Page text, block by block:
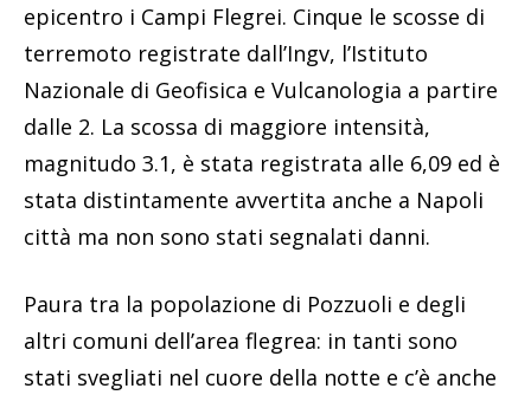
epicentro i Campi Flegrei. Cinque le scosse di
terremoto registrate dall’Ingv, l’Istituto
Nazionale di Geofisica e Vulcanologia a partire
dalle 2. La scossa di maggiore intensità,
magnitudo 3.1, è stata registrata alle 6,09 ed è
stata distintamente avvertita anche a Napoli
città ma non sono stati segnalati danni.
Paura tra la popolazione di Pozzuoli e degli
altri comuni dell’area flegrea: in tanti sono
stati svegliati nel cuore della notte e c’è anche